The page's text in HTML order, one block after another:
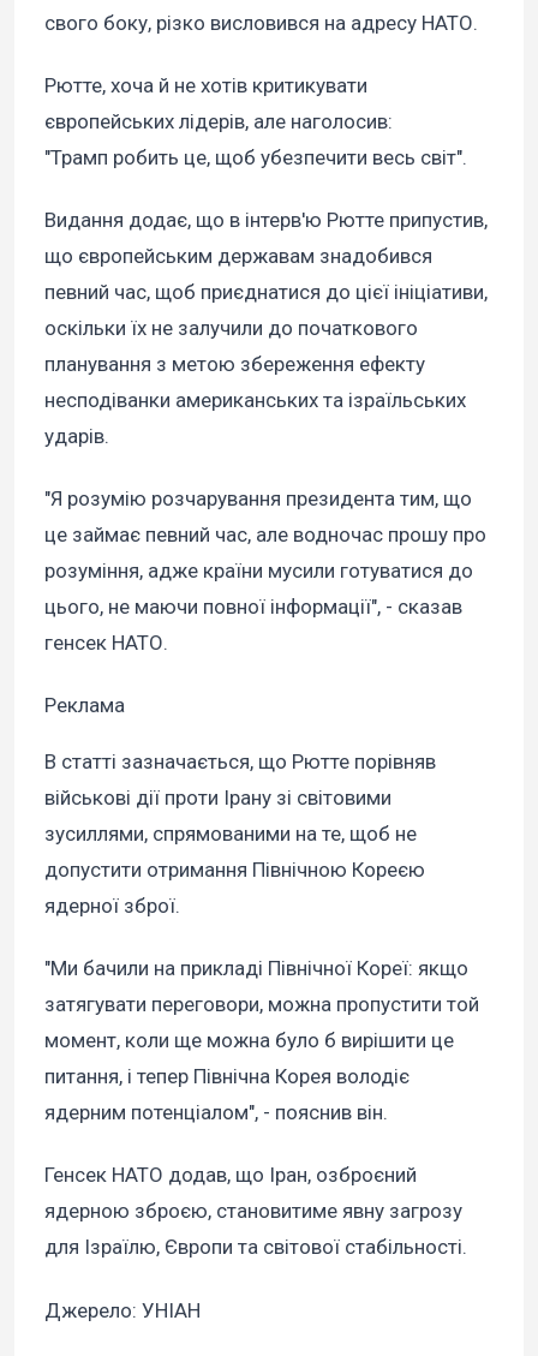
свого боку, різко висловився на адресу НАТО.
Рютте, хоча й не хотів критикувати
європейських лідерів, але наголосив:
"Трамп робить це, щоб убезпечити весь світ".
Видання додає, що в інтерв'ю Рютте припустив,
що європейським державам знадобився
певний час, щоб приєднатися до цієї ініціативи,
оскільки їх не залучили до початкового
планування з метою збереження ефекту
несподіванки американських та ізраїльських
ударів.
"Я розумію розчарування президента тим, що
це займає певний час, але водночас прошу про
розуміння, адже країни мусили готуватися до
цього, не маючи повної інформації", - сказав
генсек НАТО.
Реклама
В статті зазначається, що Рютте порівняв
військові дії проти Ірану зі світовими
зусиллями, спрямованими на те, щоб не
допустити отримання Північною Кореєю
ядерної зброї.
"Ми бачили на прикладі Північної Кореї: якщо
затягувати переговори, можна пропустити той
момент, коли ще можна було б вирішити це
питання, і тепер Північна Корея володіє
ядерним потенціалом", - пояснив він.
Генсек НАТО додав, що Іран, озброєний
ядерною зброєю, становитиме явну загрозу
для Ізраїлю, Європи та світової стабільності.
Джерело: УНІАН